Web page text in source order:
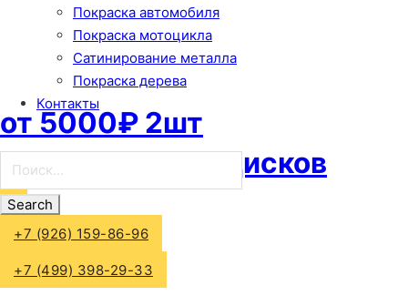
Покраска автомобиля
Покраска мотоцикла
Сатинирование металла
Покраска дерева
Контакты
Поиск...
+7 (926) 159-86-96
+7 (499) 398-29-33
от 5000₽ 2шт
Покраска мото дисков